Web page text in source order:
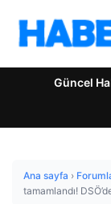
Güncel
Ana sayfa ›
tamamlandı!